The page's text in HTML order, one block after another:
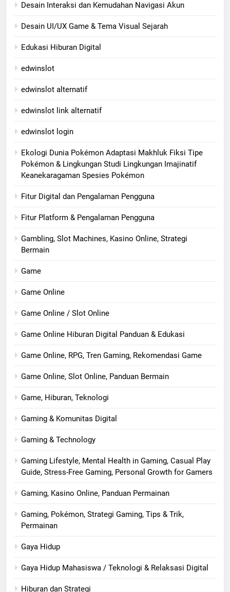
Desain Interaksi dan Kemudahan Navigasi Akun
Desain UI/UX Game & Tema Visual Sejarah
Edukasi Hiburan Digital
edwinslot
edwinslot alternatif
edwinslot link alternatif
edwinslot login
Ekologi Dunia Pokémon Adaptasi Makhluk Fiksi Tipe
Pokémon & Lingkungan Studi Lingkungan Imajinatif
Keanekaragaman Spesies Pokémon
Fitur Digital dan Pengalaman Pengguna
Fitur Platform & Pengalaman Pengguna
Gambling, Slot Machines, Kasino Online, Strategi
Bermain
Game
Game Online
Game Online / Slot Online
Game Online Hiburan Digital Panduan & Edukasi
Game Online, RPG, Tren Gaming, Rekomendasi Game
Game Online, Slot Online, Panduan Bermain
Game, Hiburan, Teknologi
Gaming & Komunitas Digital
Gaming & Technology
Gaming Lifestyle, Mental Health in Gaming, Casual Play
Guide, Stress-Free Gaming, Personal Growth for Gamers
Gaming, Kasino Online, Panduan Permainan
Gaming, Pokémon, Strategi Gaming, Tips & Trik,
Permainan
Gaya Hidup
Gaya Hidup Mahasiswa / Teknologi & Relaksasi Digital
Hiburan dan Strategi